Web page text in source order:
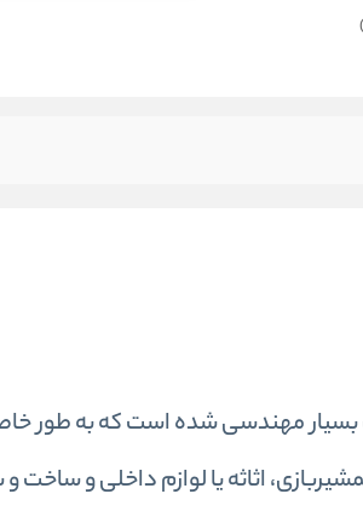
)
بسیار مهندسی شده است که به طور
اثاثه یا لوازم داخلی و ساخت